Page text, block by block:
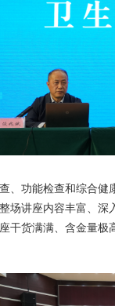
、功能检查和综合
场讲座内容丰富、
干货满满、含金量